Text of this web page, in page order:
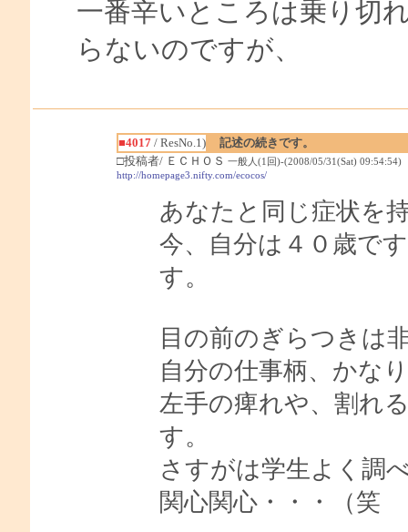
一番辛いところは乗り切
らないのですが、
■4017/ ResNo.1)
記述の続きです。
□投稿者/ ＥＣＨＯＳ 一般人(1回)-(2008/05/31(Sat) 09:54:54)
http://homepage3.nifty.com/ecocos/
あなたと同じ症状を
今、自分は４０歳で
す。
目の前のぎらつきは
自分の仕事柄、かな
左手の痺れや、割れ
す。
さすがは学生よく調
関心関心・・・（笑